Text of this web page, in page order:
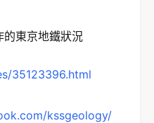
東京地鐵狀況
35123396.html
kssgeology/